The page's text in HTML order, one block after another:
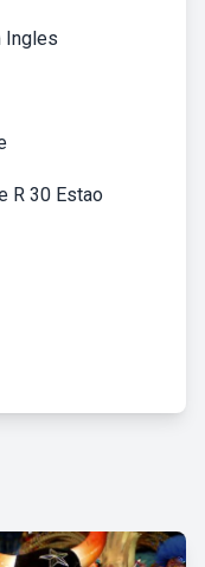
Ingles
R 30 Estao